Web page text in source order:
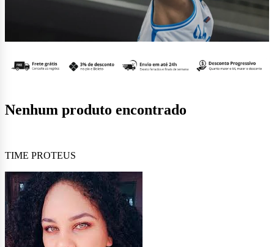
Nenhum produto encontrado
TIME PROTEUS